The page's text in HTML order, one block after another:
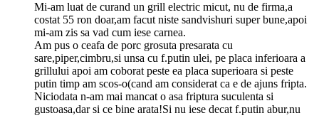
Mi-am luat de curand un grill electric micut, nu de firma,a
costat 55 ron doar,am facut niste sandvishuri super bune,apoi
mi-am zis sa vad cum iese carnea.
Am pus o ceafa de porc grosuta presarata cu
sare,piper,cimbru,si unsa cu f.putin ulei, pe placa inferioara a
grillului apoi am coborat peste ea placa superioara si peste
putin timp am scos-o(cand am considerat ca e de ajuns fripta.
Niciodata n-am mai mancat o asa friptura suculenta si
gustoasa,dar si ce bine arata!Si nu iese decat f.putin abur,nu